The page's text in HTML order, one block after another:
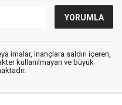
imalar, inançlara saldırı içeren,
kullanılmayan ve büyük